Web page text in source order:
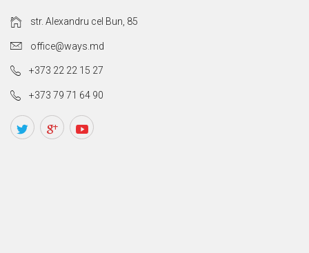
str. Alexandru cel Bun, 85
office@ways.md
+373 22 22 15 27
+373 79 71 64 90